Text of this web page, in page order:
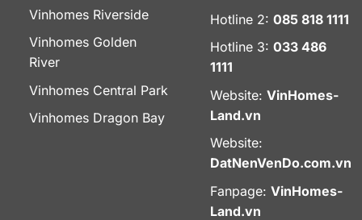
Vinhomes Riverside
Vinhomes Golden
River
Vinhomes Central Park
Vinhomes Dragon Bay
Hotline 2: 085 818 1111
Hotline 3: 033 486
1111
Website: VinHomes-
Land.vn
Website:
DatNenVenDo.com.vn
Fanpage: VinHomes-
Land.vn